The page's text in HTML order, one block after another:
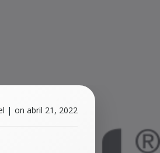
| on abril 21, 2022